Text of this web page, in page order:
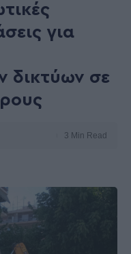
για
δικτύων σε
3 Min Read